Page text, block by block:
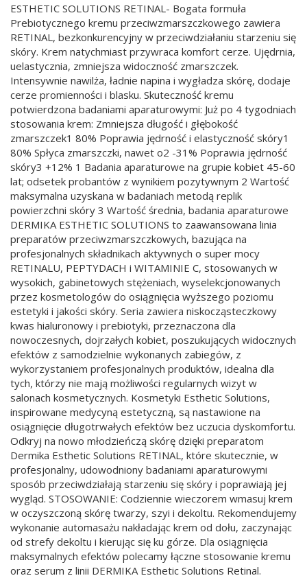
ESTHETIC SOLUTIONS RETINAL- Bogata formuła
Prebiotycznego kremu przeciwzmarszczkowego zawiera
RETINAL, bezkonkurencyjny w przeciwdziałaniu starzeniu się
skóry. Krem natychmiast przywraca komfort cerze. Ujędrnia,
uelastycznia, zmniejsza widoczność zmarszczek.
Intensywnie nawilża, ładnie napina i wygładza skórę, dodaje
cerze promienności i blasku. Skuteczność kremu
potwierdzona badaniami aparaturowymi: Już po 4 tygodniach
stosowania krem: Zmniejsza długość i głębokość
zmarszczek1 80% Poprawia jędrność i elastyczność skóry1
80% Spłyca zmarszczki, nawet o2 -31% Poprawia jędrność
skóry3 +12% 1 Badania aparaturowe na grupie kobiet 45-60
lat; odsetek probantów z wynikiem pozytywnym 2 Wartość
maksymalna uzyskana w badaniach metodą replik
powierzchni skóry 3 Wartość średnia, badania aparaturowe
DERMIKA ESTHETIC SOLUTIONS to zaawansowana linia
preparatów przeciwzmarszczkowych, bazująca na
profesjonalnych składnikach aktywnych o super mocy
RETINALU, PEPTYDACH i WITAMINIE C, stosowanych w
wysokich, gabinetowych stężeniach, wyselekcjonowanych
przez kosmetologów do osiągnięcia wyższego poziomu
estetyki i jakości skóry. Seria zawiera niskocząsteczkowy
kwas hialuronowy i prebiotyki, przeznaczona dla
nowoczesnych, dojrzałych kobiet, poszukujących widocznych
efektów z samodzielnie wykonanych zabiegów, z
wykorzystaniem profesjonalnych produktów, idealna dla
tych, którzy nie mają możliwości regularnych wizyt w
salonach kosmetycznych. Kosmetyki Esthetic Solutions,
inspirowane medycyną estetyczną, są nastawione na
osiągnięcie długotrwałych efektów bez uczucia dyskomfortu.
Odkryj na nowo młodzieńczą skórę dzięki preparatom
Dermika Esthetic Solutions RETINAL, które skutecznie, w
profesjonalny, udowodniony badaniami aparaturowymi
sposób przeciwdziałają starzeniu się skóry i poprawiają jej
wygląd. STOSOWANIE: Codziennie wieczorem wmasuj krem
w oczyszczoną skórę twarzy, szyi i dekoltu. Rekomendujemy
wykonanie automasażu nakładając krem od dołu, zaczynając
od strefy dekoltu i kierując się ku górze. Dla osiągnięcia
maksymalnych efektów polecamy łączne stosowanie kremu
oraz serum z linii DERMIKA Esthetic Solutions Retinal.